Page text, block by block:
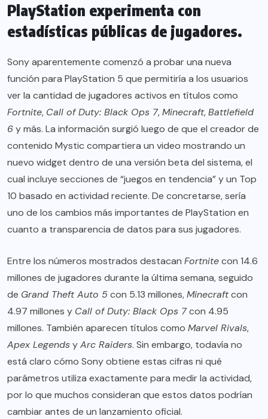
PlayStation experimenta con
estadísticas públicas de jugadores.
Sony aparentemente comenzó a probar una nueva
función para PlayStation 5 que permitiría a los usuarios
ver la cantidad de jugadores activos en títulos como
Fortnite, Call of Duty: Black Ops 7,Minecraft,Battlefield
6y más. La información surgió luego de que el creador de
contenido Mystic compartiera un video mostrando un
nuevo widget dentro de una versión beta del sistema, el
cual incluye secciones de “juegos en tendencia” y un Top
10 basado en actividad reciente. De concretarse, sería
uno de los cambios más importantes de PlayStation en
cuanto a transparencia de datos para sus jugadores.
Entre los números mostrados destacan Fortnitecon 14.6
millones de jugadores durante la última semana, seguido
de Grand Theft Auto 5con 5.13 millones,Minecraftcon
4.97 millones y Call of Duty: Black Ops 7con 4.95
millones. También aparecen títulos como Marvel Rivals,
Apex LegendsyArc Raiders. Sin embargo, todavía no
está claro cómo Sony obtiene estas cifras ni qué
parámetros utiliza exactamente para medir la actividad,
por lo que muchos consideran que estos datos podrían
cambiar antes de un lanzamiento oficial.